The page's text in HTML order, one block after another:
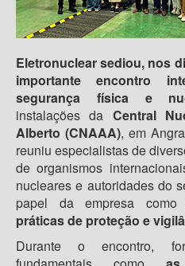
Eletronuclear sediou, nos
importante encontro
segurança física e
instalações da Central
Alberto (CNAAA), em
reuniu especialistas de
de organismos
nucleares e autoridades do
papel da empresa como
práticas de proteção e
Durante o encontro,